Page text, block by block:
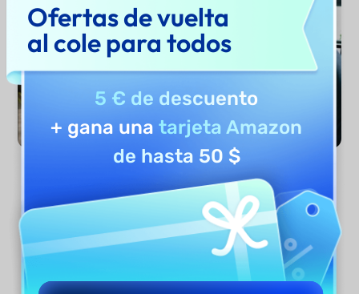
Analizar ahora
Ofertas de vuelta
al cole para todos
5 € de descuento
+ gana unatarjeta Amazon
de hasta 50 $